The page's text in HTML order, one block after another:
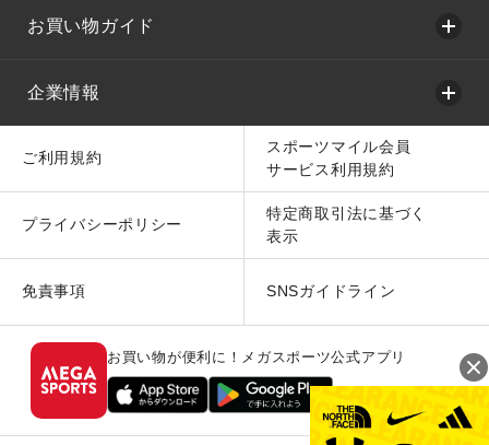
お買い物ガイド
企業情報
ご利用規約
スポーツマイル会員
サービス利用規約
プライバシーポリシー
特定商取引法に基づく
表示
免責事項 SNSガイドライン
お買い物が便利に！メガスポーツ公式アプリ